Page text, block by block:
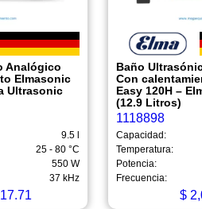
Analógico
Elmasonic
Ultrasonic
9.5 l
25 - 80 °C
550 W
37 kHz
Baño
Con
Easy 120H –
(12.9 Litros)
1118898
Capacidad:
Temperatura:
Potencia:
Frecuencia:
$